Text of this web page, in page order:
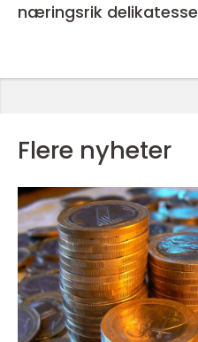
næringsrik delikatesse
Flere nyheter